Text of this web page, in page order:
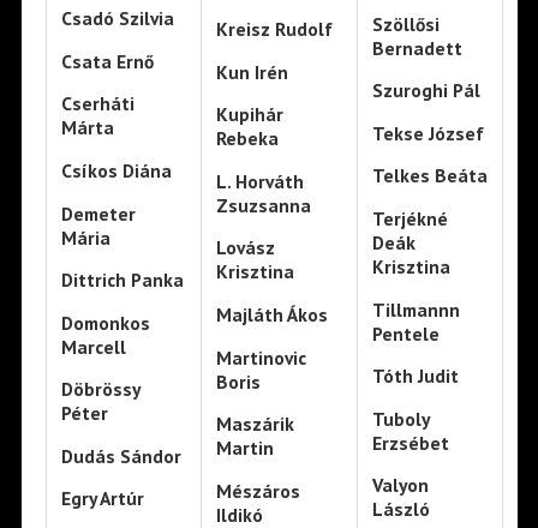
Csadó Szilvia
Csata Ernő
Cserháti
Márta
Csíkos Diána
Demeter
Mária
Dittrich Panka
Domonkos
Marcell
Döbrössy
Péter
Dudás Sándor
Egry Artúr
Kreisz Rudolf
Kun Irén
Kupihár
Rebeka
L. Horváth
Zsuzsanna
Lovász
Krisztina
Majláth Ákos
Martinovic
Boris
Maszárik
Martin
Mészáros
Ildikó
Szöllősi
Bernadett
Szuroghi Pál
Tekse József
Telkes Beáta
Terjékné
Deák
Krisztina
Tillmannn
Pentele
Tóth Judit
Tuboly
Erzsébet
Valyon
László